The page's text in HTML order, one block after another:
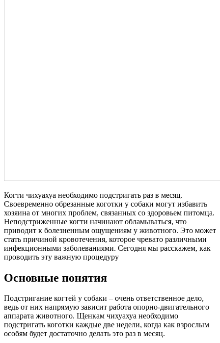
Когти чихуахуа необходимо подстригать раз в месяц.
Своевременно обрезанные коготки у собаки могут избавить
хозяина от многих проблем, связанных со здоровьем питомца.
Неподстриженные когти начинают обламываться, что
приводит к болезненным ощущениям у животного. Это может
стать причиной кровотечения, которое чревато различными
инфекционными заболеваниями. Сегодня мы расскажем, как
проводить эту важную процедуру
Основные понятия
Подстригание когтей у собаки – очень ответственное дело,
ведь от них напрямую зависит работа опорно-двигательного
аппарата животного. Щенкам чихуахуа необходимо
подстригать коготки каждые две недели, когда как взрослым
особям будет достаточно делать это раз в месяц.